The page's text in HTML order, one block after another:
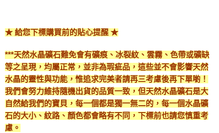
★ 給您下標購買前的貼心提醒 ★
***天然水晶礦石難免會有礦痕、冰裂紋、雲霧、色帶或礦缺
等之呈現，均屬正常，並非為瑕疵品，這些並不會影響天然
水晶的靈性與功能，惟追求完美者請再三考慮後再下單喲！
我們會努力維持隨機出貨的品質一致，但天然水晶礦石是大
自然給我們的寶貝，每一個都是獨一無二的，每一個水晶礦
石的大小、紋路、顏色都會略有不同，下標前也請您慎重考
慮。